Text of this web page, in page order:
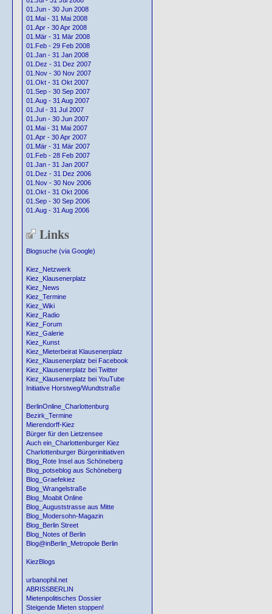
01.Jun - 30 Jun 2008
01.Mai - 31 Mai 2008
01.Apr - 30 Apr 2008
01.Mär - 31 Mär 2008
01.Feb - 29 Feb 2008
01.Jan - 31 Jan 2008
01.Dez - 31 Dez 2007
01.Nov - 30 Nov 2007
01.Okt - 31 Okt 2007
01.Sep - 30 Sep 2007
01.Aug - 31 Aug 2007
01.Jul - 31 Jul 2007
01.Jun - 30 Jun 2007
01.Mai - 31 Mai 2007
01.Apr - 30 Apr 2007
01.Mär - 31 Mär 2007
01.Feb - 28 Feb 2007
01.Jan - 31 Jan 2007
01.Dez - 31 Dez 2006
01.Nov - 30 Nov 2006
01.Okt - 31 Okt 2006
01.Sep - 30 Sep 2006
01.Aug - 31 Aug 2006
Links
Blogsuche (via Google)
Kiez_Netzwerk
Kiez_Klausenerplatz
Kiez_News
Kiez_Termine
Kiez_Wiki
Kiez_Radio
Kiez_Forum
Kiez_Galerie
Kiez_Kunst
Kiez_Mieterbeirat Klausenerplatz
Kiez_Klausenerplatz bei Facebook
Kiez_Klausenerplatz bei Twitter
Kiez_Klausenerplatz bei YouTube
Initiative Horstweg/Wundtstraße
BerlinOnline_Charlottenburg
Bezirk_Termine
Mierendorff-Kiez
Bürger für den Lietzensee
Auch ein_Charlottenburger Kiez
Charlottenburger Bürgerinitiativen
Blog_Rote Insel aus Schöneberg
Blog_potseblog aus Schöneberg
Blog_Graefekiez
Blog_Wrangelstraße
Blog_Moabit Online
Blog_Auguststrasse aus Mitte
Blog_Modersohn-Magazin
Blog_Berlin Street
Blog_Notes of Berlin
Blog@inBerlin_Metropole Berlin
KiezBlogs
urbanophil.net
ABRISSBERLIN
Mietenpolitisches Dossier
Steigende Mieten stoppen!